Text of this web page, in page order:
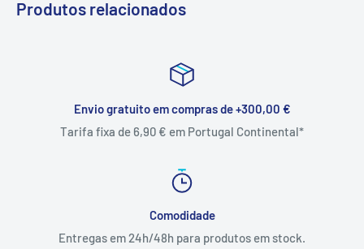
Produtos relacionados
Envio gratuito em compras de +300,00 €
Tarifa fixa de 6,90 € em Portugal Continental*
Comodidade
Entregas em 24h/48h para produtos em stock.